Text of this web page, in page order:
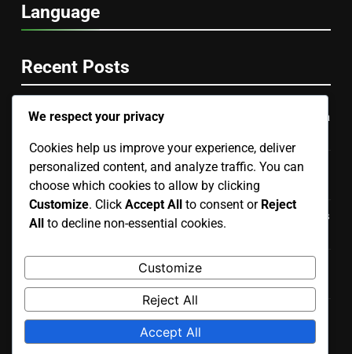
Language
Recent Posts
Altavoces Para Cine En Casa: Sonido envolvente, Mejora
Altavoces Para Streaming: Conexión rápida, Calidad de
audio constante, Experiencia fluida
Altavoces Con Bundles: Ahorro en paquetes, Accesorios
Altavoces De Calidad Superior: Experiencia de sonido
inmersiva, Satisfacción garantizada, Durabilidad
Altavoces Inalámbricos Portátiles: Fácil transporte,
Batería de larga duración, Conectividad bluetooth
We respect your privacy
Cookies help us improve your experience, deliver
personalized content, and analyze traffic. You can
choose which cookies to allow by clicking
Customize. Click Accept All to consent or Reject
All to decline non-essential cookies.
Customize
Reject All
Accept All